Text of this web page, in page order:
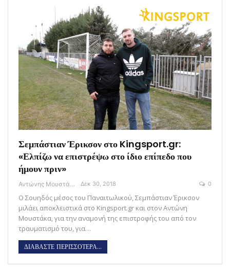
Σεμπάστιαν Έρικσον στο Kingsport.gr:
«Ελπίζω να επιστρέψω στο ίδιο επίπεδο που
ήμουν πριν»
Αντώνης Μουστάκας Δεκ 30, 2018 0
Ο Σουηδός μέσος του Παναιτωλικού, Σεμπάστιαν Έρικσον
μιλάει αποκλειστικά στο Kingsport.gr και στον Αντώνη
Μουστάκα, για την αναμονή της επιστροφής του από τον
τραυματισμό του, για…
ΔΙΑΒΑΣΤΕ ΠΕΡΙΣΣΟΤΕΡΑ...